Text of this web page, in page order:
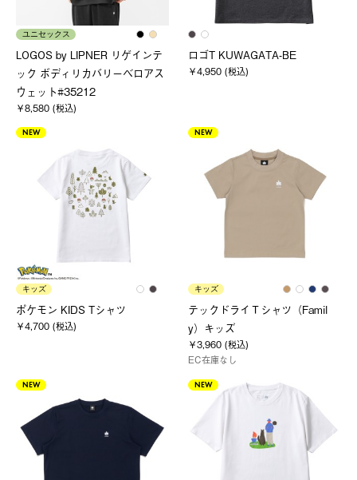
ユニセックス
LOGOS by LIPNER リゲインテ
ック ボディリカバリーベロアス
ウェット#35212
￥8,580 (税込)
ロゴT KUWAGATA-BE
￥4,950 (税込)
NEW
キッズ
ポケモン KIDS Tシャツ
￥4,700 (税込)
NEW
キッズ
テックドライＴシャツ（Famil
y）キッズ
￥3,960 (税込)
EC在庫なし
NEW NEW